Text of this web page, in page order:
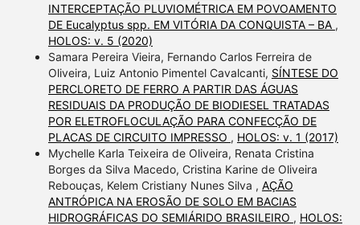
INTERCEPTAÇÃO PLUVIOMÉTRICA EM POVOAMENTO
DE Eucalyptus spp. EM VITÓRIA DA CONQUISTA – BA ,
HOLOS: v. 5 (2020)
Samara Pereira Vieira, Fernando Carlos Ferreira de
Oliveira, Luiz Antonio Pimentel Cavalcanti, SÍNTESE DO
PERCLORETO DE FERRO A PARTIR DAS ÁGUAS
RESIDUAIS DA PRODUÇÃO DE BIODIESEL TRATADAS
POR ELETROFLOCULAÇÃO PARA CONFECÇÃO DE
PLACAS DE CIRCUITO IMPRESSO , HOLOS: v. 1 (2017)
Mychelle Karla Teixeira de Oliveira, Renata Cristina
Borges da Silva Macedo, Cristina Karine de Oliveira
Rebouças, Kelem Cristiany Nunes Silva , AÇÃO
ANTRÓPICA NA EROSÃO DE SOLO EM BACIAS
HIDROGRÁFICAS DO SEMIÁRIDO BRASILEIRO , HOLOS: